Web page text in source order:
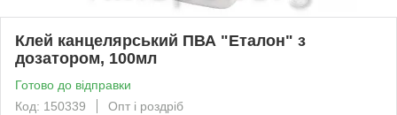
Клей канцелярський ПВА "Еталон" з
дозатором, 100мл
Готово до відправки
Код: 150339
Опт і роздріб